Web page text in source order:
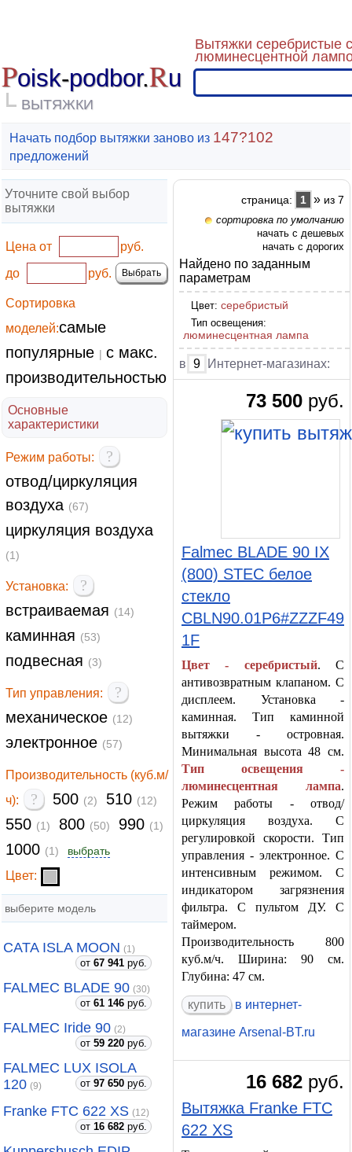
Poisk-podbor.Ru
ВЫТЯЖКИ
Вытяжки серебристые
люминесцентной
Начать подбор вытяжки заново из 147?102
предложений
Уточните свой выбор
вытяжки
Цена от
руб.
до
руб.
Сортировка
моделей:самые
популярные | с макс.
производительностью
Основные
характеристики
Режим работы:
?
отвод/циркуляция
воздуха (67)
циркуляция воздуха
(1)
Установка:
?
встраиваемая (14)
каминная (53)
подвесная (3)
Тип управления:
?
механическое (12)
электронное (57)
Производительность (куб.м/
ч):
? 500 (2) 510 (12)
550 (1) 800 (50) 990 (1)
1000 (1) выбрать
Цвет:
выберите модель
CATA ISLA MOON (1)
от 67 941 руб.
FALMEC BLADE 90 (30)
от 61 146 руб.
FALMEC Iride 90 (2)
от 59 220 руб.
FALMEC LUX ISOLA
120 (9) от 97 650 руб.
Franke FTC 622 XS (12)
от 16 682 руб.
страница: 1 » из 7
сортировка по умолчанию
начать с дешевых
начать с дорогих
Найдено по заданным
параметрам
Цвет: серебристый
Тип освещения:
люминесцентная лампа
в 9 Интернет-магазинах:
73 500 руб.
Falmec BLADE 90 IX
(800) STEC белое
стекло
CBLN90.01P6#ZZZF49
1F
Цвет - серебристый. С
антивозвратным клапаном. С
дисплеем. Установка -
каминная. Тип каминной
вытяжки - островная.
Минимальная высота 48 см.
Тип освещения -
люминесцентная лампа.
Режим работы - отвод/
циркуляция воздуха. С
регулировкой скорости. Тип
управления - электронное. С
интенсивным режимом. С
индикатором загрязнения
фильтра. С пультом ДУ. С
таймером.
Производительность 800
куб.м/ч. Ширина: 90 см.
Глубина: 47 см.
купить в интернет-
магазине Arsenal-BT.ru
16 682 руб.
Вытяжка Franke FTC
622 XS